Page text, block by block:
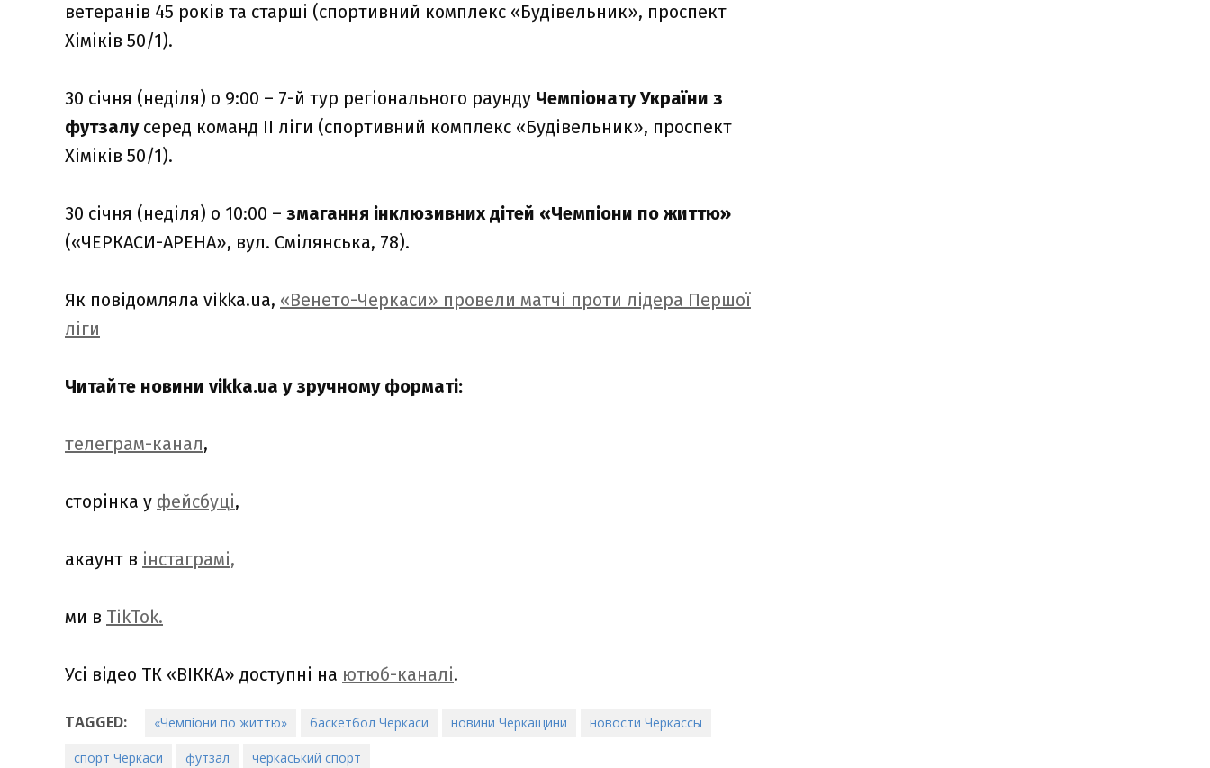
ветеранів 45 років та старші (спортивний комплекс «Будівельник», проспект
Хіміків 50/1).
30 січня (неділя) о 9:00 – 7-й тур регіонального раунду Чемпіонату України з
футзалусеред команд ІІ ліги (спортивний комплекс «Будівельник», проспект
Хіміків 50/1).
30 січня (неділя) о 10:00 – змагання інклюзивних дітей «Чемпіони по життю»
(«ЧЕРКАСИ-АРЕНА», вул. Смілянська, 78).
Як повідомляла vikka.ua, «Венето-Черкаси» провели матчі проти лідера Першої
ліги
Читайте новини vikka.ua у зручному форматі:
телеграм-канал,
сторінка у фейсбуці,
акаунт в інстаграмі,
ми в TikTok.
Усі відео ТК «ВІККА» доступні на ютюб-каналі.
TAGGED: «Чемпіони по життю» баскетбол Черкаси новини Черкащини новости Черкассы
спорт Черкаси футзал черкаський спорт